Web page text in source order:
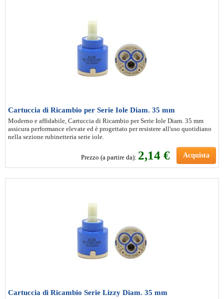
Cartuccia di Ricambio per Serie Iole Diam. 35 mm
Moderno e affidabile, Cartuccia di Ricambio per Serie Iole Diam. 35 mm
assicura performance elevate ed è progettato per resistere all'uso quotidiano
nella sezione rubinetteria serie iole.
Prezzo (a partire da): 2,14 € Acquista
Cartuccia di Ricambio Serie Lizzy Diam. 35 mm